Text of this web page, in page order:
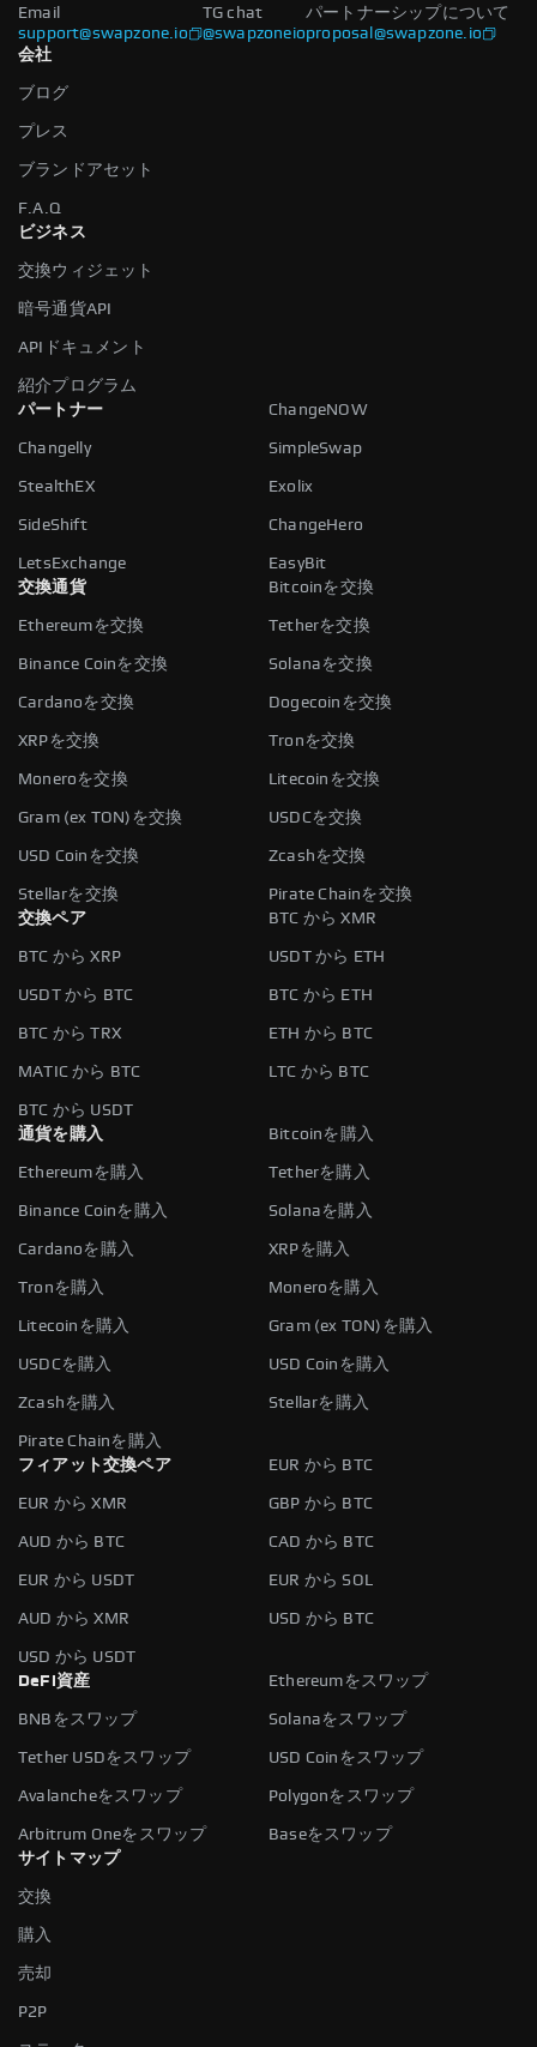
Email
support@swapzone.io
パートナーシップについて
proposal@swapzone.io
TG chat
@swapzoneio
会社
ブログ
プレス
ブランドアセット
F.A.Q
ビジネス
交換ウィジェット
暗号通貨API
APIドキュメント
紹介プログラム
パートナー
ChangeNOW
Changelly SimpleSwap
StealthEX Exolix
SideShift ChangeHero
LetsExchange
EasyBit
交換通貨
Bitcoinを交換
Ethereumを交換 Tetherを交換
Binance Coinを交換 Solanaを交換
Cardanoを交換 Dogecoinを交換
XRPを交換 Tronを交換
Moneroを交換 Litecoinを交換
Gram (ex TON)を交換 USDCを交換
USD Coinを交換 Zcashを交換
Stellarを交換
Pirate Chainを交換
交換ペア
BTC から XMR
BTC から XRP USDT から ETH
USDT から BTC BTC から ETH
BTC から TRX ETH から BTC
MATIC から BTC LTC から BTC
BTC から USDT
通貨を購入
Bitcoinを購入
Ethereumを購入 Tetherを購入
Binance Coinを購入 Solanaを購入
Cardanoを購入 XRPを購入
Tronを購入 Moneroを購入
Litecoinを購入 Gram (ex TON)を購入
USDCを購入 USD Coinを購入
Zcashを購入 Stellarを購入
Pirate Chainを購入
フィアット交換ペア
EUR から BTC
EUR から XMR GBP から BTC
AUD から BTC CAD から BTC
EUR から USDT EUR から SOL
AUD から XMR USD から BTC
USD から USDT
DeFi資産
Ethereumをスワップ
BNBをスワップ Solanaをスワップ
Tether USDをスワップ USD Coinをスワップ
Avalancheをスワップ Polygonをスワップ
Arbitrum Oneをスワップ
Baseをスワップ
サイトマップ
交換
購入
売却
P2P